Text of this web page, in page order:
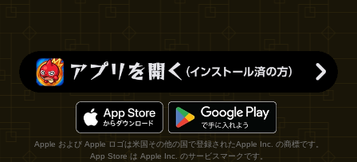
Apple および Apple ロゴは米国その他の国で登録されたApple Inc. の商標です。
App Store は Apple Inc. のサービスマークです。